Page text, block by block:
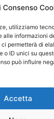
Consenso
utilizziamo
alle informazioni
permetterà di
o ID unici su
può influire
Accetta